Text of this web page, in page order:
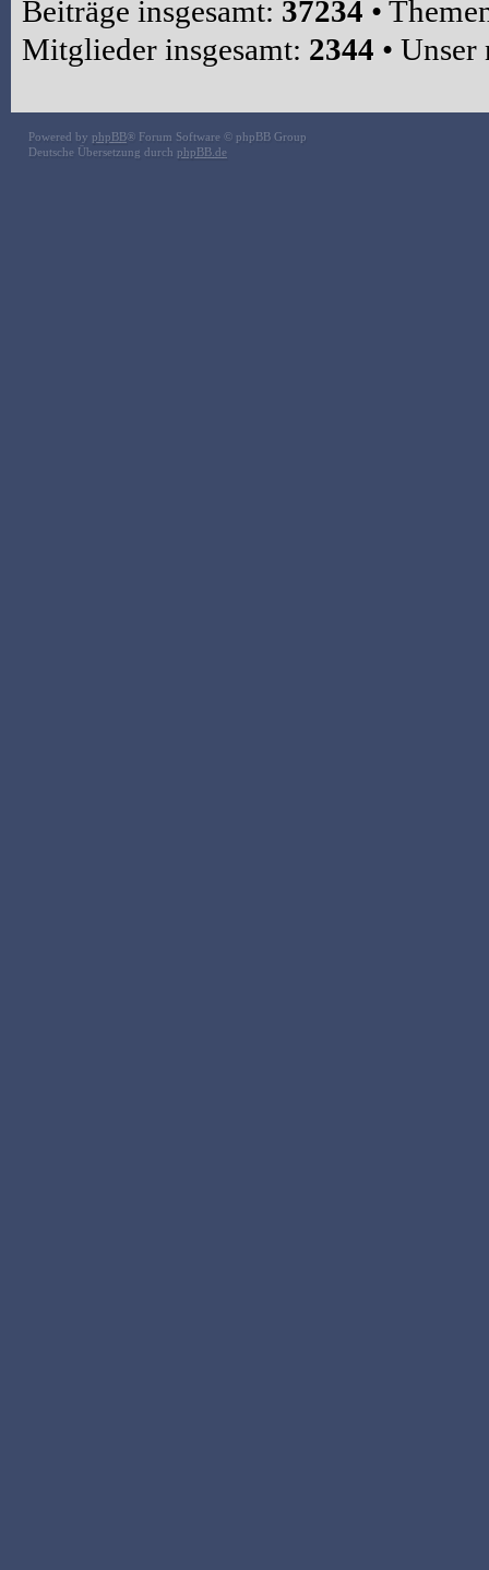
Beiträge insgesamt: 37234 •
Mitglieder insgesamt: 2344 •
Powered by phpBB® Forum Software © phpBB Group
Deutsche Übersetzung durch phpBB.de